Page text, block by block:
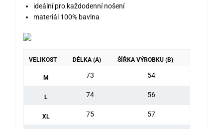
ideální pro každodenní nošení
materiál 100% bavlna
VELIKOST DÉLKA (A) ŠÍŘKA VÝROBKU (B)
M 73 54
L 74 56
XL 75 57